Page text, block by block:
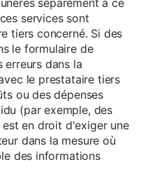
séparément à ce
services sont
tiers concerné. Si des
le formulaire de
erreurs dans la
le prestataire tiers
ou des dépenses
(par exemple, des
en droit d'exiger une
dans la mesure où
des informations